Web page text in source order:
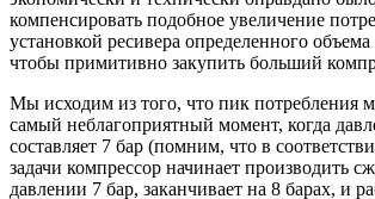
компенсировать подобное увеличение
установкой ресивера определенного объема
чтобы примитивно закупить больший
Мы исходим из того, что пик потребления
самый неблагоприятный момент, когда
составляет 7 бар (помним, что в
задачи компрессор начинает производить
давлении 7 бар, заканчивает на 8 барах, и